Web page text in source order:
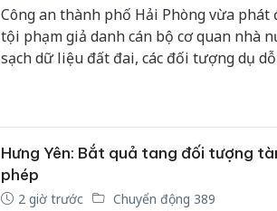
Công an thành phố Hải Phòng vừa
tội phạm giả danh cán bộ cơ quan nhà
sạch dữ liệu đất đai, các đối tượng dụ
Hưng Yên: Bắt quả tang đối tượng
phép
2 giờ trước Chuyển động 389